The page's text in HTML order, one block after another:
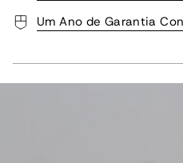
Um Ano de Garantia